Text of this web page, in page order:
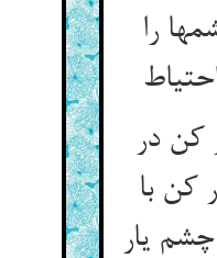
را
کن در
کن با